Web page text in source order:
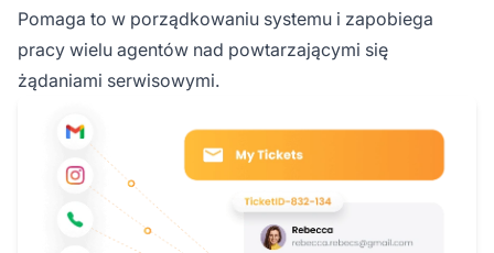
Pomaga to w porządkowaniu systemu i zapobiega
pracy wielu agentów nad powtarzającymi się
żądaniami serwisowymi.